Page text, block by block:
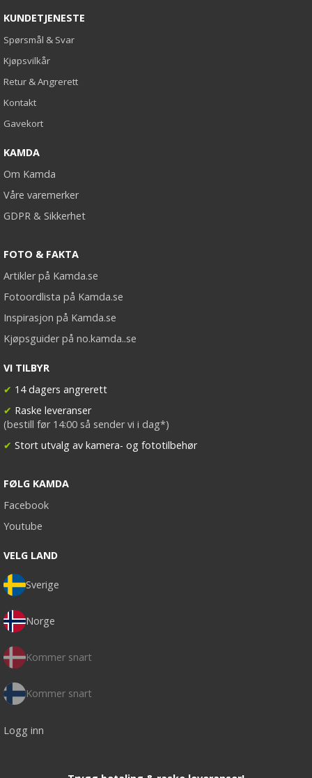
KUNDETJENESTE
Spørsmål & Svar
Kjøpsvilkår
Retur & Angrerett
Kontakt
Gavekort
KAMDA
Om Kamda
Våre varemerker
GDPR & Sikkerhet
FOTO & FAKTA
Artikler på Kamda.se
Fotoordlista på Kamda.se
Inspirasjon på Kamda.se
Kjøpsguider på no.kamda..se
VI TILBYR
✔ 14 dagers angrerett
✔ Raske leveranser
(bestill før 14:00 så sender vi i dag*)
✔ Stort utvalg av kamera- og fototilbehør
FØLG KAMDA
Facebook
Youtube
VELG LAND
Sverige
Norge
Kommer snart
Kommer snart
Logg inn